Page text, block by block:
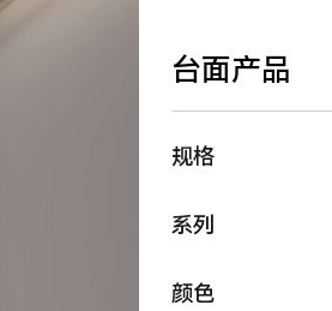
台面产品
规格
系列
颜色